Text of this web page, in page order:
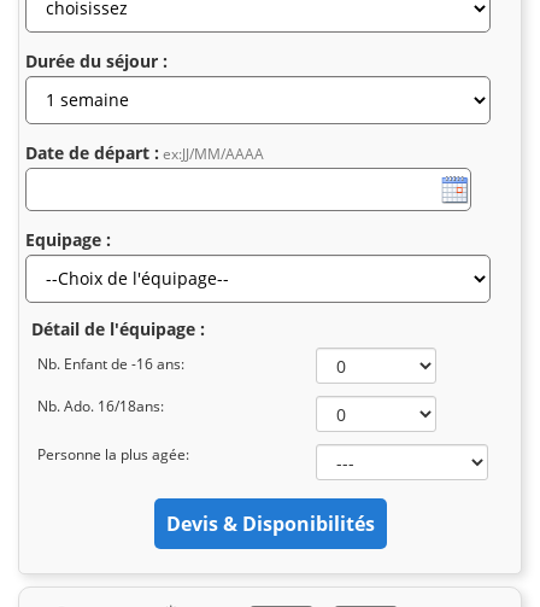
Durée du séjour :
Date de départ : ex:JJ/MM/AAAA
Equipage :
Détail de l'équipage :
Nb. Enfant de -16 ans:
Nb. Ado. 16/18ans:
Personne la plus agée: